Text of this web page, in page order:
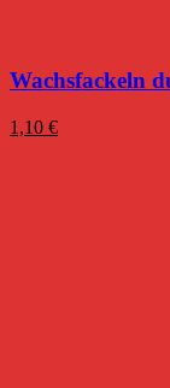
Wachsfackeln
1,10 €